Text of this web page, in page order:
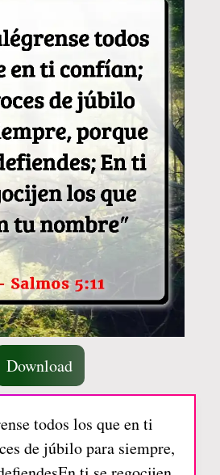
Download
todos los que en ti
de júbilo para siempre,